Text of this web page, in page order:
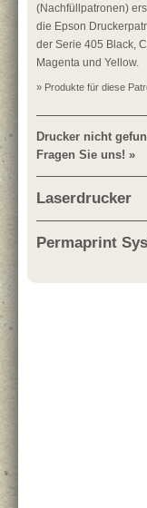
(Nachfüllpatronen)
die Epson
der Serie 405 Black,
Magenta und Yellow.
» Produkte für diese
Drucker nicht
Fragen Sie uns! »
Laserdrucker
Permaprint